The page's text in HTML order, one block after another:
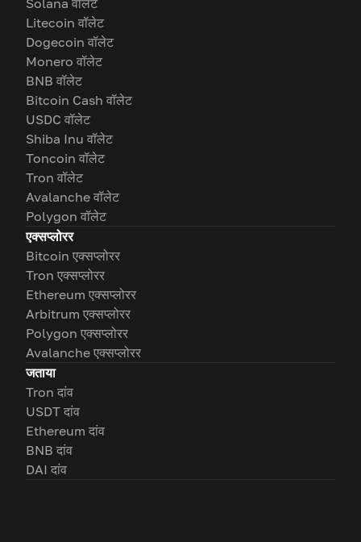
Solana वॉलेट
Litecoin वॉलेट
Dogecoin वॉलेट
Monero वॉलेट
BNB वॉलेट
Bitcoin Cash वॉलेट
USDC वॉलेट
Shiba Inu वॉलेट
Toncoin वॉलेट
Tron वॉलेट
Avalanche वॉलेट
Polygon वॉलेट
एक्सप्लोरर
Bitcoin एक्सप्लोरर
Tron एक्सप्लोरर
Ethereum एक्सप्लोरर
Arbitrum एक्सप्लोरर
Polygon एक्सप्लोरर
Avalanche एक्सप्लोरर
जताया
Tron दांव
USDT दांव
Ethereum दांव
BNB दांव
DAI दांव